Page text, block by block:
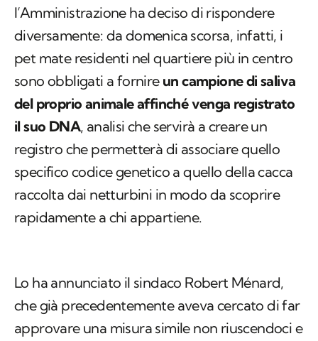
l’Amministrazione ha deciso di rispondere
diversamente: da domenica scorsa, infatti, i
pet mate residenti nel quartiere più in centro
sono obbligati a fornire un campione di saliva
del proprio animale affinché venga registrato
il suo DNA, analisi che servirà a creare un
registro che permetterà di associare quello
specifico codice genetico a quello della cacca
raccolta dai netturbini in modo da scoprire
rapidamente a chi appartiene.
Lo ha annunciato il sindaco Robert Ménard,
che già precedentemente aveva cercato di far
approvare una misura simile non riuscendoci e